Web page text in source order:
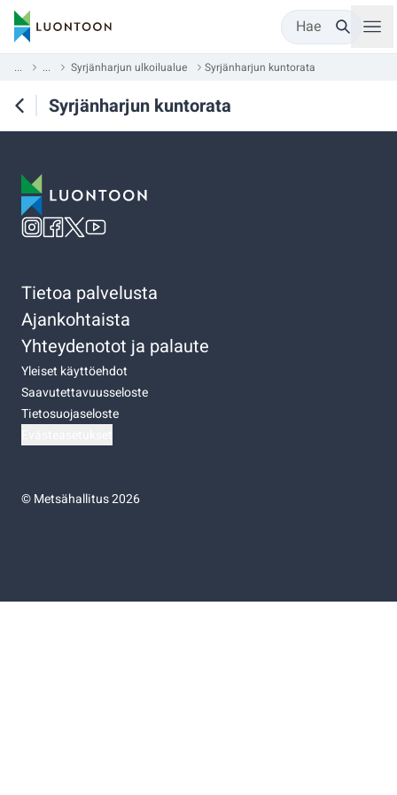
Hae
... ... Syrjänharjun ulkoilualue Syrjänharjun kuntorata
Syrjänharjun kuntorata
Tietoa palvelusta
Ajankohtaista
Yhteydenotot ja palaute
Yleiset käyttöehdot
Saavutettavuusseloste
Tietosuojaseloste
©Metsähallitus 2026